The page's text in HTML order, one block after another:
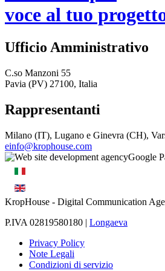
voce al tuo
Ufficio Amministrativo
C.so Manzoni 55
Pavia (PV) 27100, Italia
Rappresentanti
Milano (IT), Lugano e Ginevra (CH),
einfo@krophouse.com
KropHouse - Digital Communication
P.IVA 02819580180 | Longaeva
Privacy Policy
Note Legali
Condizioni di servizio